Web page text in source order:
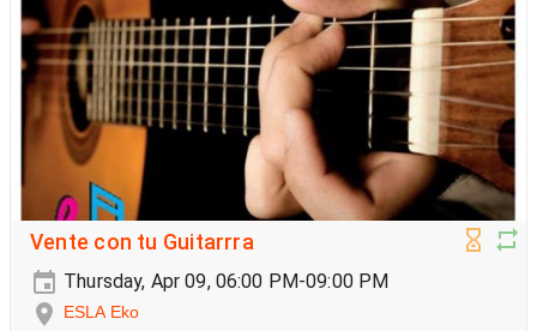
Vente con tu Guitarrra
Thursday, Apr 09, 06:00 PM-09:00 PM
ESLA Eko